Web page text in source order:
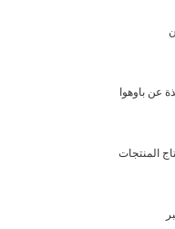
عن باوهوا
المنتجات